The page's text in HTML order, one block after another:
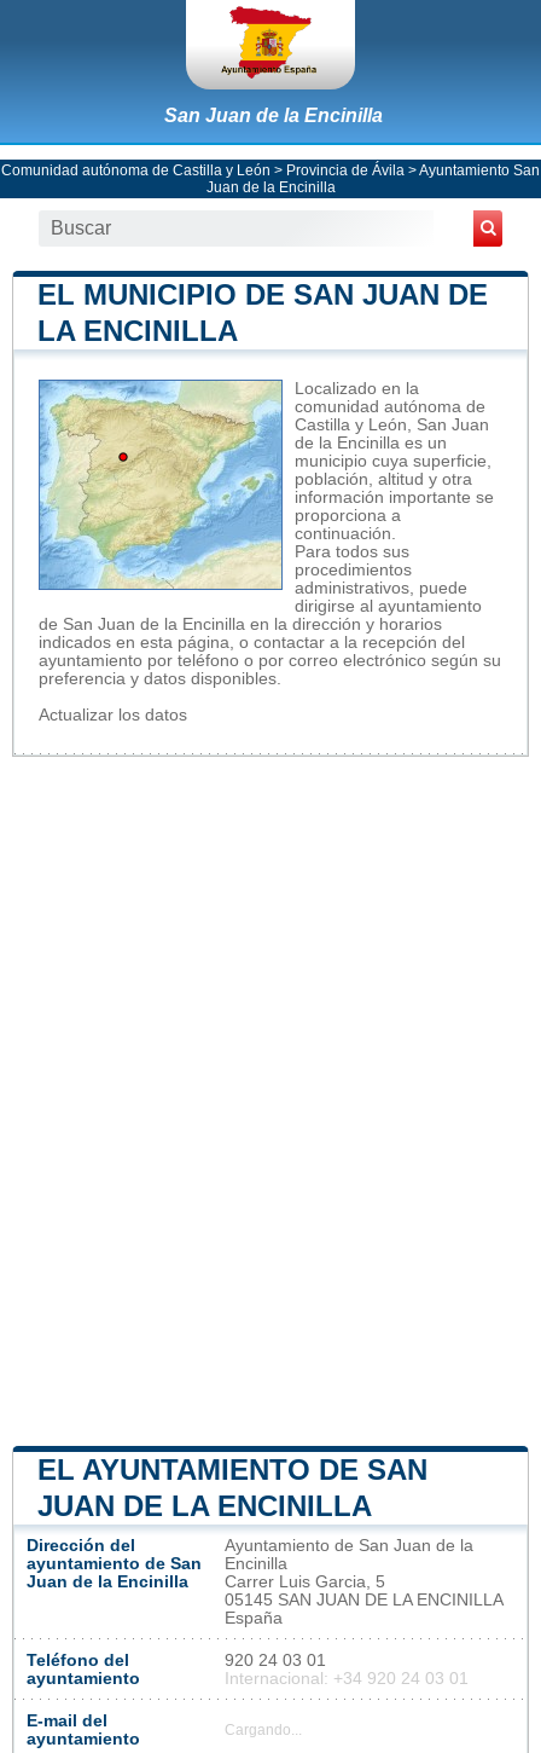
San Juan de la Encinilla
Comunidad autónoma de Castilla y León > Provincia de Ávila >Ayuntamiento San
Juan de la Encinilla
EL MUNICIPIO DE SAN JUAN DE
LA ENCINILLA
Localizado en la
comunidad autónoma de
Castilla y León, San Juan
de la Encinilla es un
municipio cuya superficie,
población, altitud y otra
información importante se
proporciona a
continuación.
Para todos sus
procedimientos
administrativos, puede
dirigirse al ayuntamiento
de San Juan de la Encinilla en la dirección y horarios
indicados en esta página, o contactar a la recepción del
ayuntamiento por teléfono o por correo electrónico según su
preferencia y datos disponibles.
Actualizar los datos
EL AYUNTAMIENTO DE SAN
JUAN DE LA ENCINILLA
Dirección del
ayuntamiento de San
Juan de la Encinilla
Ayuntamiento de San Juan de la
Encinilla
Carrer Luis Garcia, 5
05145 SAN JUAN DE LA ENCINILLA
España
Teléfono del
ayuntamiento
920 24 03 01
Internacional: +34 920 24 03 01
E-mail del
ayuntamiento
Cargando...